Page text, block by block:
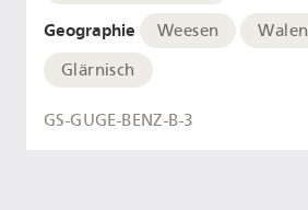
Geographie Weesen
Glärnisch
GS-GUGE-BENZ-B-3